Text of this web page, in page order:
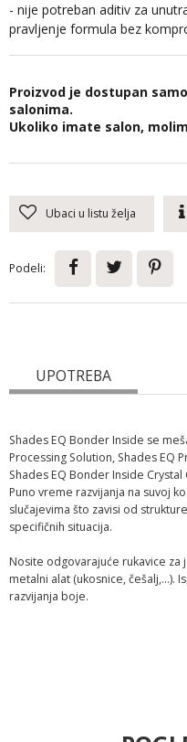
- nije potreban aditiv za
pravljenje formula bez
Proizvod je dostupan
salonima.
Ukoliko imate salon,
Ubaci u listu želja
Podeli:
UPOTREBA
Shades EQ Bonder Inside se
Processing Solution, Shades EQ
Shades EQ Bonder Inside
Puno vreme razvijanja na suvoj
slučajevima što zavisi od
specifičnih situacija.
Nosite odgovarajuće rukavice
metalni alat (ukosnice,
razvijanja boje.